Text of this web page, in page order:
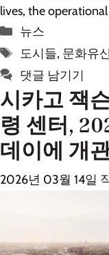
lives, the
카
테
리
뉴스
태
그
도시들, 문화유
댓글 남기기
시카고 잭
령 센터,
데이에 개
2026년 03월 14일